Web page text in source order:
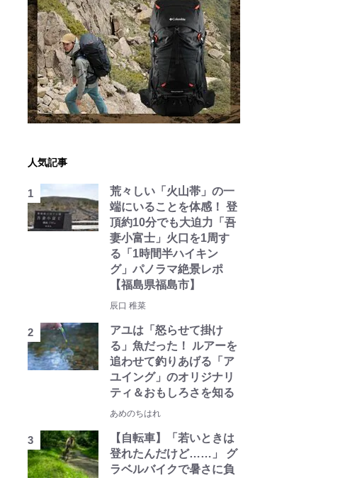
人気記事
荒々しい「火山帯」の一
端にいることを体感！ 登
頂約10分でも大迫力「吾
妻小富士」火口を1周す
る「1時間半ハイキン
グ」パノラマ絶景レポ
【福島県福島市】
辰口 稚菜
アユは「怒らせて掛け
る」魚だった！ ルアーを
追わせて釣りあげる「ア
ユイング」のオリジナリ
ティ＆おもしろさを知る
あめのちはれ
【自転車】「若いときは
登れたんだけど……」 グ
ラベルバイクで暑さに負